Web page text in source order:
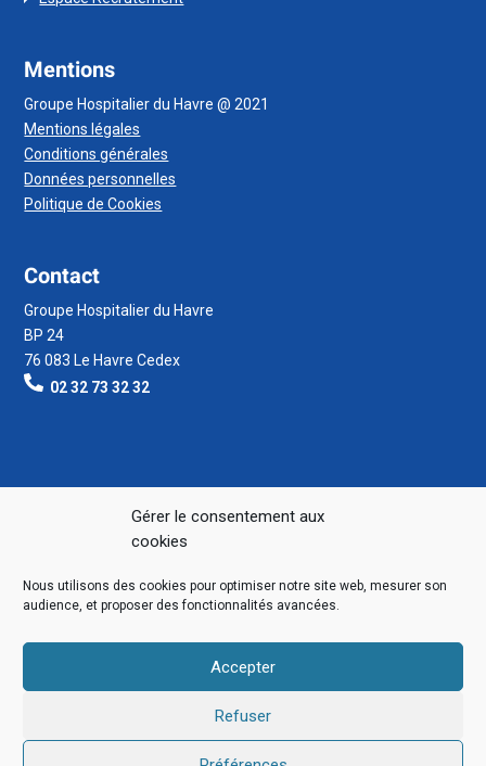
Gérer le consentement aux
cookies
Nous utilisons des cookies pour optimiser notre site web, mesurer son
audience, et proposer des fonctionnalités avancées.
Accepter
Refuser
Mentions
Groupe Hospitalier du Havre @ 2021
Mentions légales
Conditions générales
Données personnelles
Politique de Cookies
Contact
Groupe Hospitalier du Havre
BP 24
76 083 Le Havre Cedex
02 32 73 32 32